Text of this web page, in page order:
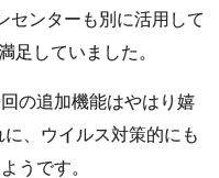
センターも別に活用して
足していました。
の追加機能はやはり嬉
、ウイルス対策的にも
うです。